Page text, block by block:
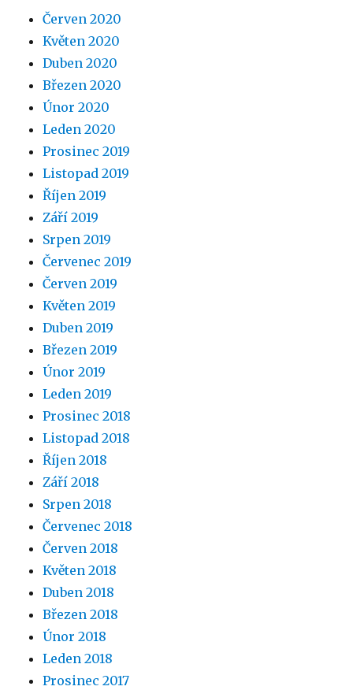
Červen 2020
Květen 2020
Duben 2020
Březen 2020
Únor 2020
Leden 2020
Prosinec 2019
Listopad 2019
Říjen 2019
Září 2019
Srpen 2019
Červenec 2019
Červen 2019
Květen 2019
Duben 2019
Březen 2019
Únor 2019
Leden 2019
Prosinec 2018
Listopad 2018
Říjen 2018
Září 2018
Srpen 2018
Červenec 2018
Červen 2018
Květen 2018
Duben 2018
Březen 2018
Únor 2018
Leden 2018
Prosinec 2017